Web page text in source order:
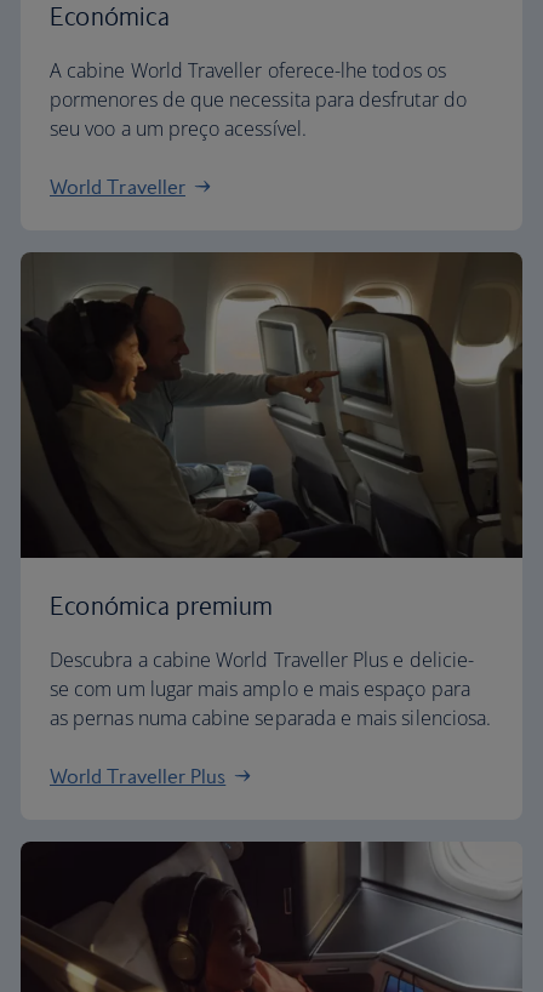
Económica
A cabine World Traveller oferece-lhe todos os
pormenores de que necessita para desfrutar do
seu voo a um preço acessível.
World Traveller
Económica premium
Descubra a cabine World Traveller Plus e delicie-
se com um lugar mais amplo e mais espaço para
as pernas numa cabine separada e mais silenciosa.
World Traveller Plus